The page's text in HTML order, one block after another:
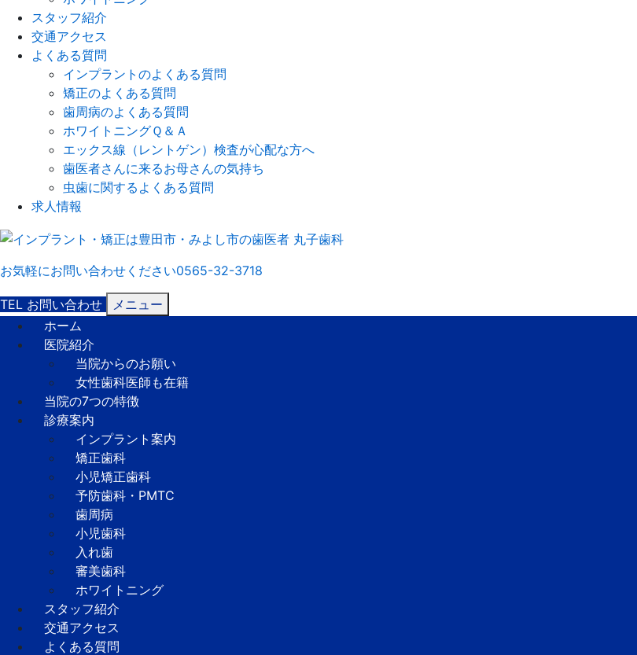
スタッフ紹介
交通アクセス
よくある質問
インプラントのよくある質問
矯正のよくある質問
歯周病のよくある質問
ホワイトニングＱ＆Ａ
エックス線（レントゲン）検査が心配な方へ
歯医者さんに来るお母さんの気持ち
虫歯に関するよくある質問
求人情報
お気軽にお問い合わせください0565-32-3718
TEL お問い合わせ
メニュー
ホーム
医院紹介
当院からのお願い
女性歯科医師も在籍
当院の7つの特徴
診療案内
インプラント案内
矯正歯科
小児矯正歯科
予防歯科・PMTC
歯周病
小児歯科
入れ歯
審美歯科
ホワイトニング
スタッフ紹介
交通アクセス
よくある質問